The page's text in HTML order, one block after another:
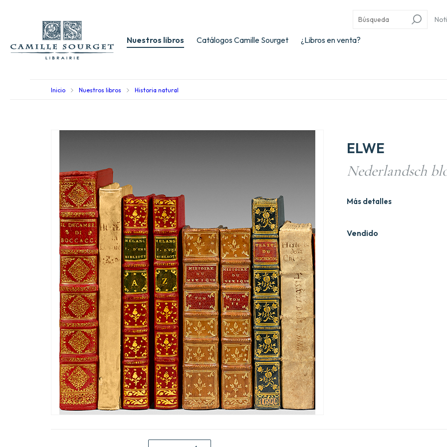
Nuestros libros Catálogos Camille Sourget ¿Libros en venta?
Inicio Nuestros libros Historia natural
ELWE
Nederlandsch
Vendido
Más detalles